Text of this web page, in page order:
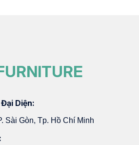
Diện:
Sài Gòn, Tp. Hồ Chí Minh